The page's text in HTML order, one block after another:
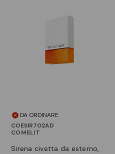
DA ORDINARE
COESIR702AD
COMELIT
sirena civetta da esterno,